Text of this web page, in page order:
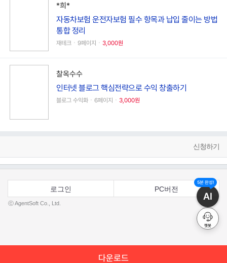
*희*
자동차보험 운전자보험 필수 항목과 납입 줄이는 방법
통합 정리
재테크ㆍ9페이지ㆍ 3,000원
찰옥수수
인터넷 블로그 핵심전략으로 수익 창출하기
블로그 수익화ㆍ6페이지ㆍ 3,000원
신청하기
다운로드
로그인 PC버전
ⓒ AgentSoft Co., Ltd.
5분 완성!
AI
챗봇